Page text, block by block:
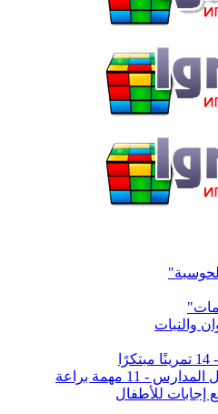
والنبات
- 11 مهمة براعة
للأطفال